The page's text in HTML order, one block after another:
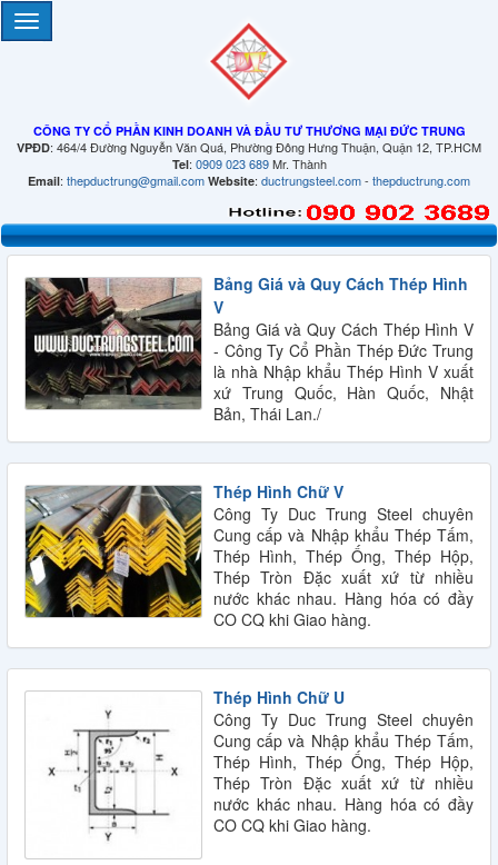
CÔNG TY CỔ PHẦN KINH DOANH VÀ ĐẦU TƯ THƯƠNG MẠI ĐỨC TRUNG
VPĐD: 464/4 Đường Nguyễn Văn Quá, Phường Đông Hưng Thuận, Quận 12, TP.HCM
Tel: 0909 023 689Mr. Thành
Email: thepductrung@gmail.com Website: ductrungsteel.com- thepductrung.com
Bảng Giá và Quy Cách Thép Hình
V
Bảng Giá và Quy Cách Thép Hình V
- Công Ty Cổ Phần Thép Đức Trung
là nhà Nhập khẩu Thép Hình V xuất
xứ Trung Quốc, Hàn Quốc, Nhật
Bản, Thái Lan./
Thép Hình Chữ V
Công Ty Duc Trung Steel chuyên
Cung cấp và Nhập khẩu Thép Tấm,
Thép Hình, Thép Ống, Thép Hộp,
Thép Tròn Đặc xuất xứ từ nhiều
nước khác nhau. Hàng hóa có đầy
CO CQ khi Giao hàng.
Thép Hình Chữ U
Công Ty Duc Trung Steel chuyên
Cung cấp và Nhập khẩu Thép Tấm,
Thép Hình, Thép Ống, Thép Hộp,
Thép Tròn Đặc xuất xứ từ nhiều
nước khác nhau. Hàng hóa có đầy
CO CQ khi Giao hàng.